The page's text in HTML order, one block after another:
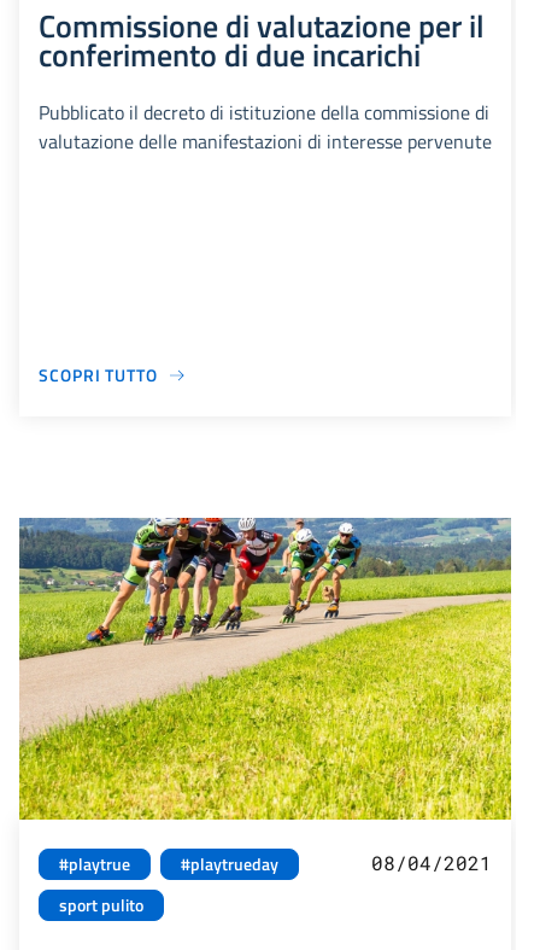
Commissione di valutazione per il
conferimento di due incarichi
Pubblicato il decreto di istituzione della commissione di
valutazione delle manifestazioni di interesse pervenute
SCOPRI TUTTO
#playtrue
#playtrueday
sport pulito
08/04/2021